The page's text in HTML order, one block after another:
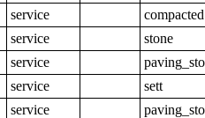
service
compacted
service
stone
service
service
sett
service